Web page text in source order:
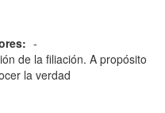
-
de la filiación. A propósito
la verdad